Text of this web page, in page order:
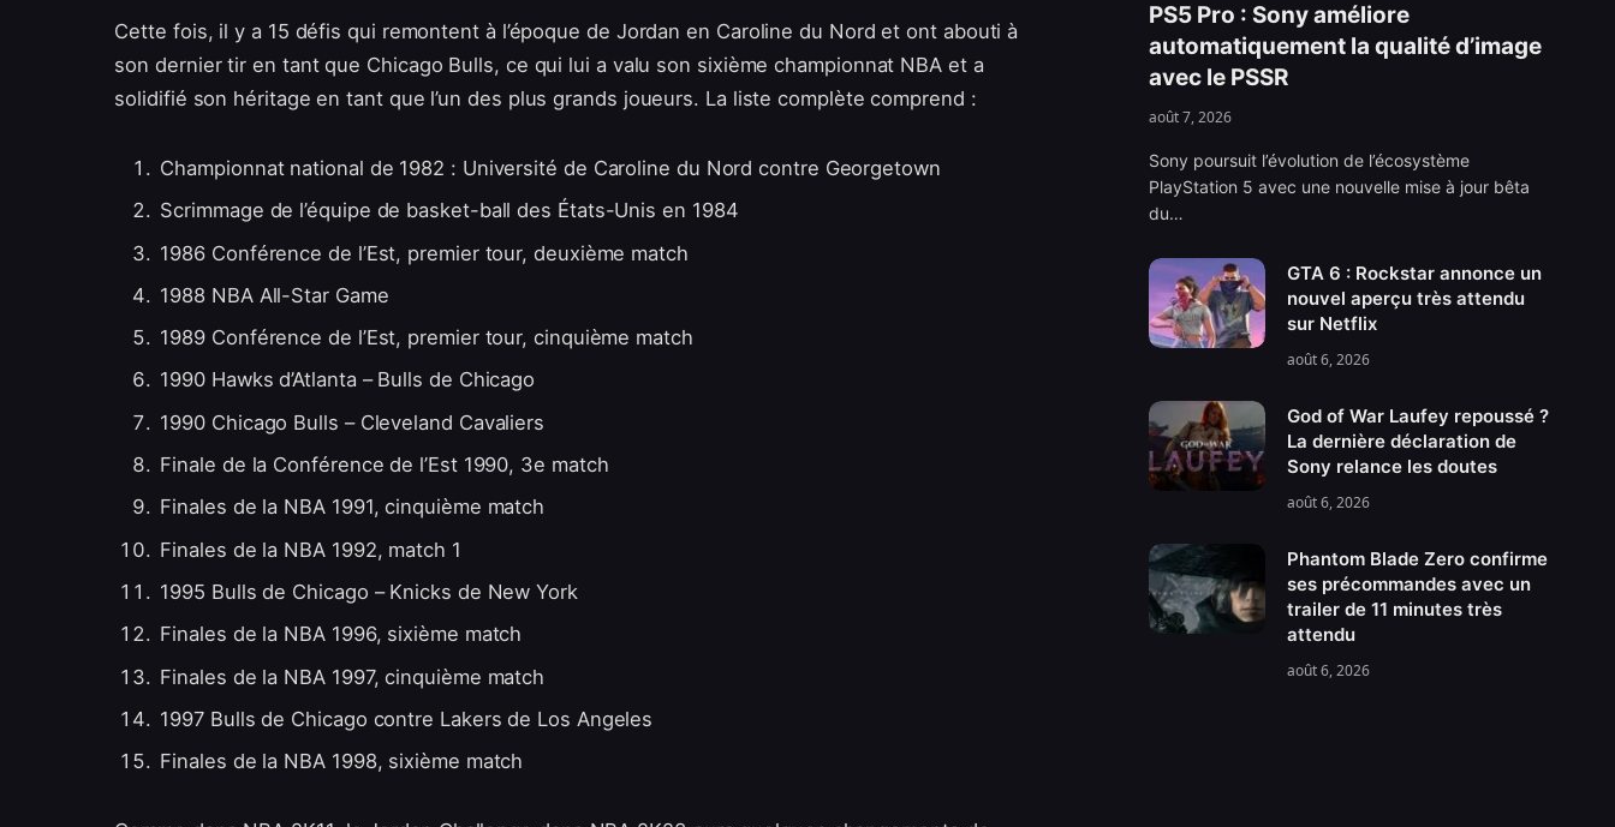
Cette fois, il y a 15 défis qui remontent à l’époque de Jordan en Caroline du Nord et ont abouti à
son dernier tir en tant que Chicago Bulls, ce qui lui a valu son sixième championnat NBA et a
solidifié son héritage en tant que l’un des plus grands joueurs. La liste complète comprend :
Championnat national de 1982 : Université de Caroline du Nord contre Georgetown
Scrimmage de l’équipe de basket-ball des États-Unis en 1984
1986 Conférence de l’Est, premier tour, deuxième match
1988 NBA All-Star Game
1989 Conférence de l’Est, premier tour, cinquième match
1990 Hawks d’Atlanta – Bulls de Chicago
1990 Chicago Bulls – Cleveland Cavaliers
Finale de la Conférence de l’Est 1990, 3e match
Finales de la NBA 1991, cinquième match
Finales de la NBA 1992, match 1
1995 Bulls de Chicago – Knicks de New York
Finales de la NBA 1996, sixième match
Finales de la NBA 1997, cinquième match
1997 Bulls de Chicago contre Lakers de Los Angeles
Finales de la NBA 1998, sixième match
PS5 Pro : Sony améliore
automatiquement la qualité d’image
avec le PSSR
août 7, 2026
Sony poursuit l’évolution de l’écosystème
PlayStation 5 avec une nouvelle mise à jour bêta
du…
GTA 6 : Rockstar annonce un
nouvel aperçu très attendu
sur Netflix
août 6, 2026
God of War Laufey repoussé ?
La dernière déclaration de
Sony relance les doutes
août 6, 2026
Phantom Blade Zero confirme
ses précommandes avec un
trailer de 11 minutes très
attendu
août 6, 2026